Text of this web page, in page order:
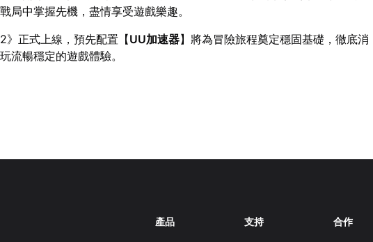
局中掌握先機，盡情享受遊戲樂趣。
》正式上線，預先配置【UU加速器】將為冒險旅程奠定穩固基礎，徹底消
流暢穩定的遊戲體驗。
產品 支持 合作